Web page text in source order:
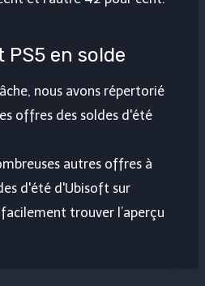
en solde
nous avons répertorié
offres des soldes d'été
autres offres à
d'été d'Ubisoft sur
trouver l’aperçu